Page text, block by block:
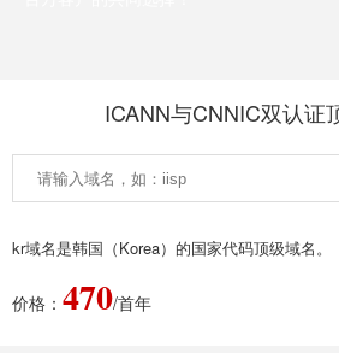
ICANN与CNNIC双认证
kr域名是韩国（Korea）的国家代码顶级域名。
价格： 470/首年